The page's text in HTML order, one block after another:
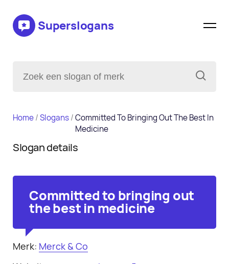
Superslogans
Home/Slogans/Committed To Bringing Out The Best In
Medicine
Slogan details
Committed to bringing out
the best in medicine
Merk: Merck & Co